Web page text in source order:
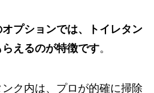
プションでは、トイレタン
えるのが特徴です。
ク内は、プロが的確に掃除